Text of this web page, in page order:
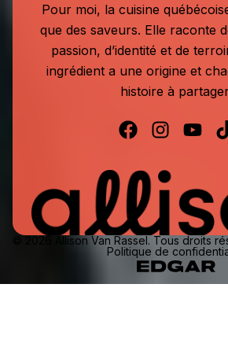
Pour moi, la cuisine
que des saveurs. Elle raconte
passion, d’identité et de
ingrédient a une origine et
histoire à
© 2026 Allison Van Rassel. Tous droits
Politique de